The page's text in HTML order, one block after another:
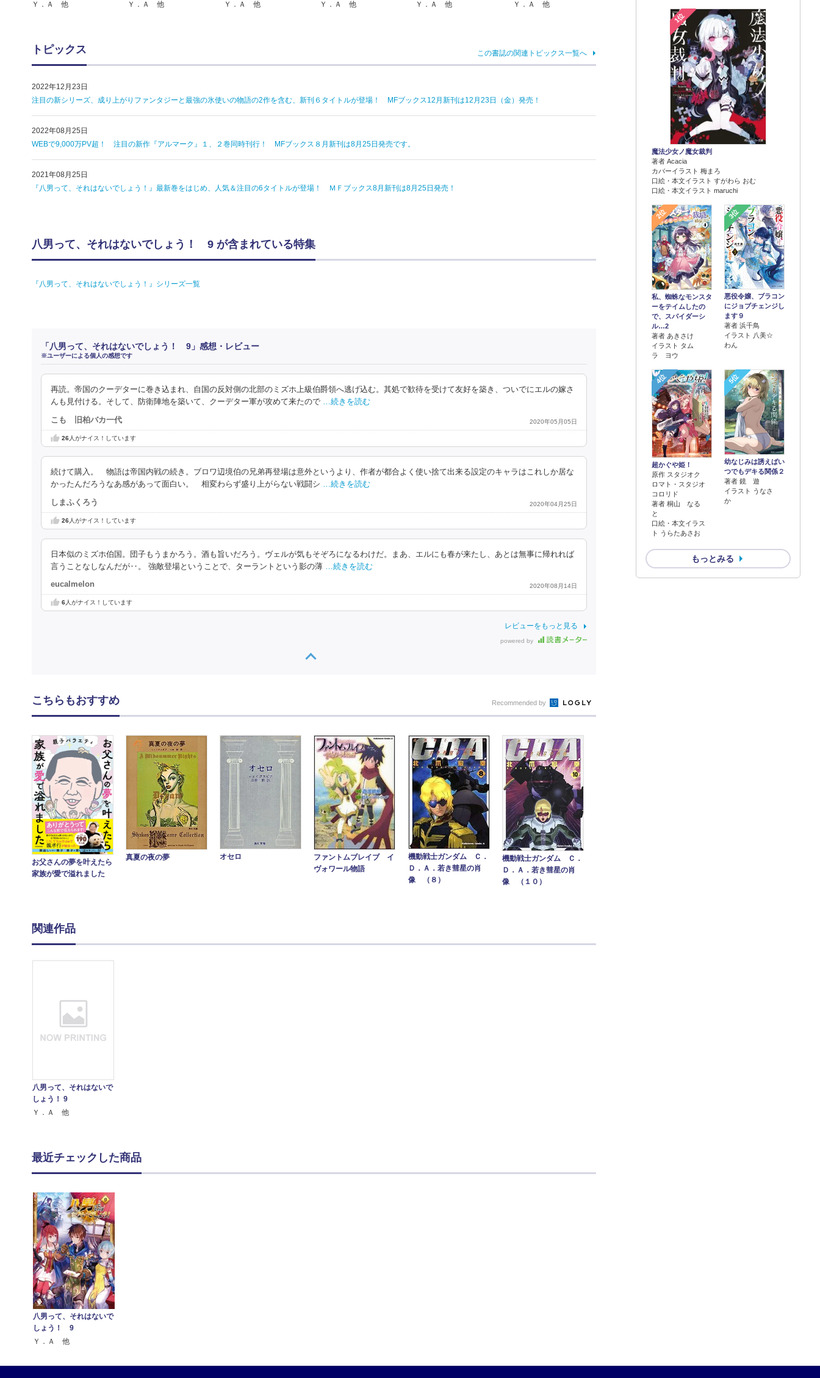
Ｙ．Ａ 他
Ｙ．Ａ 他
Ｙ．Ａ 他
Ｙ．Ａ 他
Ｙ．Ａ 他
Ｙ．Ａ 他
トピックス この書誌の関連トピックス一覧へ
2022年12月23日
注目の新シリーズ、成り上がりファンタジーと最強の氷使いの物語の2作を含む、新刊６タイトルが登場！ MFブックス12月新刊は12月23日（金）発売！
2022年08月25日
WEBで9,000万PV超！ 注目の新作『アルマーク』１、２巻同時刊行！ MFブックス８月新刊は8月25日発売です。
2021年08月25日
『八男って、それはないでしょう！』最新巻をはじめ、人気＆注目の6タイトルが登場！ ＭＦブックス8月新刊は8月25日発売！
八男って、それはないでしょう！ 9 が含まれている特集
『八男って、それはないでしょう！』シリーズ一覧
「八男って、それはないでしょう！ 9」感想・レビュー
※ユーザーによる個人の感想です
再読。帝国のクーデターに巻き込まれ、自国の反対側の北部のミズホ上級伯爵領へ逃げ込む。其処で歓待を受けて友好を築き、ついでにエルの嫁さ
んも見付ける。そして、防衛陣地を築いて、クーデター軍が攻めて来たので …続きを読む
こも 旧柏バカ一代 2020年05月05日
26人がナイス！しています
続けて購入。 物語は帝国内戦の続き。ブロワ辺境伯の兄弟再登場は意外というより、作者が都合よく使い捨て出来る設定のキャラはこれしか居な
かったんだろうなあ感があって面白い。 相変わらず盛り上がらない戦闘シ …続きを読む
しまふくろう 2020年04月25日
26人がナイス！しています
日本似のミズホ伯国。団子もうまかろう。酒も旨いだろう。ヴェルが気もそぞろになるわけだ。まあ、エルにも春が来たし、あとは無事に帰れれば
言うことなしなんだが‥。 強敵登場ということで、ターラントという影の薄
…続きを読む
eucalmelon 2020年08月14日
6人がナイス！しています
レビューをもっと見る
powered by
1位
魔法少女ノ魔女裁判
著者 Acacia
カバーイラスト 梅まろ
口絵・本文イラスト すがわら おむ
口絵・本文イラスト maruchi
2位
私、蜘蛛なモンスタ
ーをテイムしたの
で、スパイダーシ
ル…2
著者 あきさけ
イラスト タム
ラ ヨウ
3位
悪役令嬢、ブラコン
にジョブチェンジし
ます９
著者 浜千鳥
イラスト 八美☆
わん
4位
超かぐや姫！
原作 スタジオク
ロマト・スタジオ
コロリド
著者 桐山 なる
と
口絵・本文イラス
ト うらたあさお
5位
幼なじみは誘えばい
つでもデキる関係２
著者 鏡 遊
イラスト うなさ
か
もっとみる
こちらもおすすめ Recommended by
お父さんの夢を叶えたら
家族が愛で溢れました
真夏の夜の夢 オセロ
ファントムブレイブ イ
ヴォワール物語
機動戦士ガンダム Ｃ．
Ｄ．Ａ．若き彗星の肖
像 （８）
機動戦士ガンダム Ｃ．
Ｄ．Ａ．若き彗星の肖
像 （１０）
関連作品
八男って、それはないで
しょう！ 9
Ｙ．Ａ 他
最近チェックした商品
八男って、それはないで
しょう！ 9
Ｙ．Ａ 他